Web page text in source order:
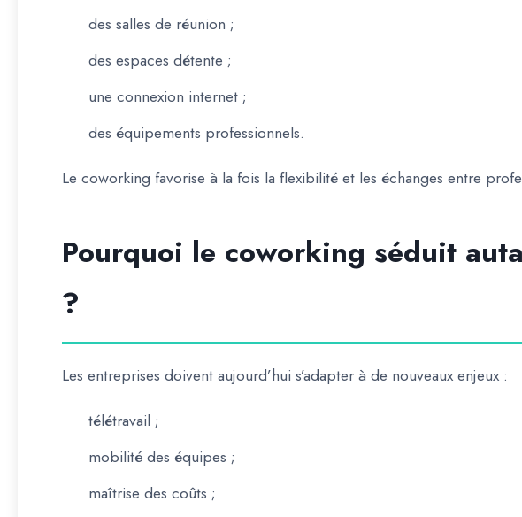
des salles de réunion ;
des espaces détente ;
une connexion internet ;
des équipements professionnels.
Le coworking favorise à la fois la flexibilité et les échanges entre
Pourquoi le coworking séduit
?
Les entreprises doivent aujourd’hui s’adapter à de nouveaux enjeux :
télétravail ;
mobilité des équipes ;
maîtrise des coûts ;